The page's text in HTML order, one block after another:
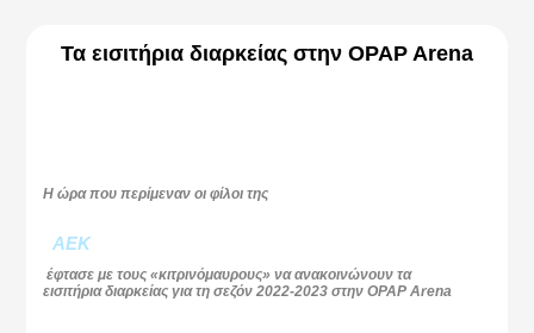
Τα εισιτήρια διαρκείας στην OPAP Arena
Η ώρα που περίμεναν οι φίλοι της
ΑΕΚ
έφτασε με τους «κιτρινόμαυρους» να ανακοινώνουν τα
εισιτήρια διαρκείας για τη σεζόν 2022-2023 στην OPAP Arena